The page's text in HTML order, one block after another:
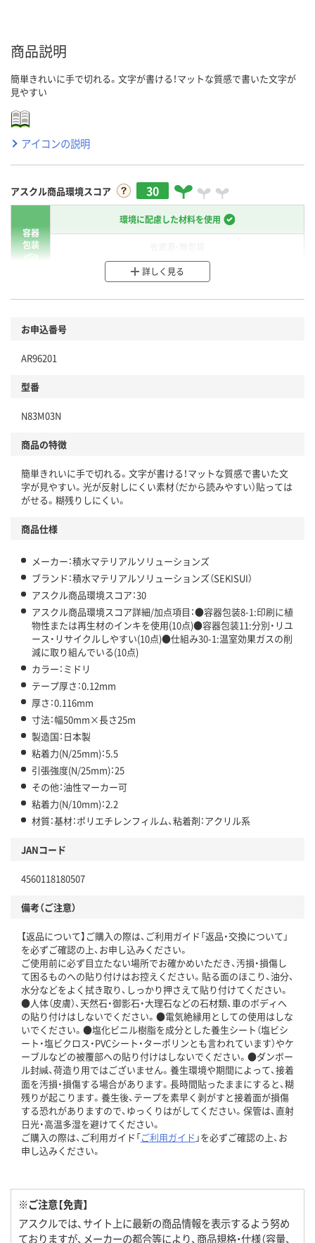
商品説明
簡単きれいに手で切れる。文字が書ける！マットな質感で書いた文字が
見やすい
アイコンの説明
アスクル商品環境スコア 30
容器
包装
環境に配慮した材料を使用
分別・リサイクルしやすい設計
商品
本体
仕組
この商品の環境配慮ポイントです。下記商品詳細「
アスクル商品環境スコア詳細／加点項目
」で確認できます。
詳しく見る
お申込番号
AR96201
型番
N83M03N
商品の特徴
簡単きれいに手で切れる。文字が書ける！マットな質感で書いた文
字が見やすい。光が反射しにくい素材（だから読みやすい）貼っては
がせる。糊残りしにくい。
商品仕様
メーカー：積水マテリアルソリューションズ
ブランド：積水マテリアルソリューションズ（SEKISUI）
アスクル商品環境スコア：30
アスクル商品環境スコア詳細/加点項目：●容器包装8-1:印刷に植
物性または再生材のインキを使用(10点)●容器包装11:分別・リユ
ース・リサイクルしやすい(10点)●仕組み30-1:温室効果ガスの削
減に取り組んでいる(10点)
カラー：ミドリ
テープ厚さ：0.12mm
厚さ：0.116mm
寸法：幅50mm×長さ25m
製造国：日本製
粘着力(N/25mm)：5.5
引張強度(N/25mm)：25
その他：油性マーカー可
粘着力(N/10mm)：2.2
材質：基材：ポリエチレンフィルム、粘着剤：アクリル系
JANコード
4560118180507
備考（ご注意）
【返品について】ご購入の際は、ご利用ガイド「返品・交換について」
を必ずご確認の上、お申し込みください。
ご使用前に必ず目立たない場所でお確かめいただき、汚損・損傷し
て困るものへの貼り付けはお控えください。貼る面のほこり、油分、
水分などをよく拭き取り、しっかり押さえて貼り付けてください。
●人体（皮膚）、天然石・御影石・大理石などの石材類、車のボディへ
の貼り付けはしないでください。●電気絶縁用としての使用はしな
いでください。●塩化ビニル樹脂を成分とした養生シート（塩ビシ
ート・塩ビクロス・PVCシート・ターポリンとも言われています）やケ
ーブルなどの被覆部への貼り付けはしないでください。●ダンボー
ル封緘、荷造り用ではございません。養生環境や期間によって、接着
面を汚損・損傷する場合があります。長時間貼ったままにすると、糊
残りが起こります。養生後、テープを素早く剥がすと接着面が損傷
する恐れがありますので、ゆっくりはがしてください。保管は、直射
日光・高温多湿を避けてください。
ご購入の際は、ご利用ガイド「ご利用ガイド 」を必ずご確認の上、お
申し込みください。
※ご注意【免責】
アスクルでは、サイト上に最新の商品情報を表示するよう努め
ておりますが、メーカーの都合等により、商品規格・仕様（容量、